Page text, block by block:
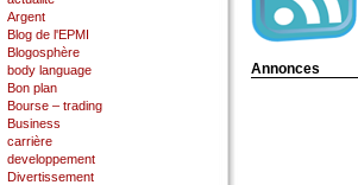
Argent
Blog de l'EPMI
Blogosphère
body language
Bon plan
Bourse – trading
Business
carrière
developpement
Divertissement
Annonces